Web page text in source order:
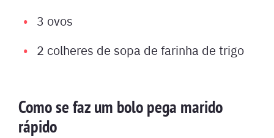
3 ovos
2 colheres de sopa de farinha de trigo
Como se faz um bolo pega marido
rápido